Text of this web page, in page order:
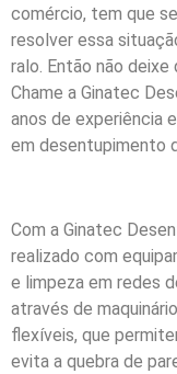
comércio, tem que
resolver essa
ralo. Então não deixe
Chame a Ginatec
anos de experiência
em desentupimento
Com a Ginatec
realizado com
e limpeza em redes
através de
flexíveis, que
evita a quebra de